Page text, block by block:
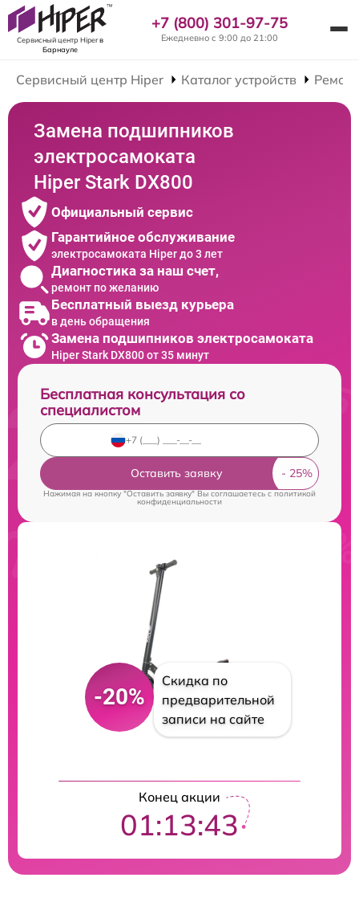
Сервисный центр Hiperв
Барнауле
+7 (800) 301-97-75
Ежедневно с 9:00 до 21:00
Сервисный центр Hiper Каталог устройств
Замена подшипников
электросамоката
Hiper Stark DX800
Официальный сервис
Гарантийное обслуживание
электросамоката Hiper до 3 лет
Диагностика за наш счет,
ремонт по желанию
Бесплатный выезд курьера
в день обращения
Замена подшипников электросамоката
Hiper Stark DX800 от 35 минут
Бесплатная консультация со
специалистом
Оставить заявку
Нажимая на кнопку "Оставить заявку" Вы соглашаетесь cполитикой
конфиденциальности
-20%
Скидка по
предварительной
записи на сайте
Конец акции
01:13:42